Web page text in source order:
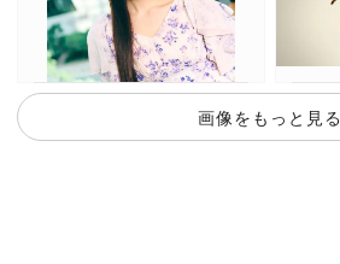
画像をもっと見る